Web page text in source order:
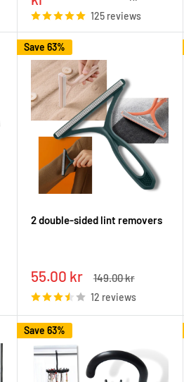
125 reviews
Save 63%
2 double-sided lint removers
Sale
price
55.00 kr
Regular
149.00 kr
12 reviews
Save 63%